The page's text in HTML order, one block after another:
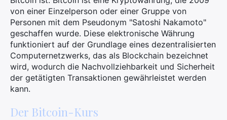
von einer Einzelperson oder einer Gruppe von
Personen mit dem Pseudonym "Satoshi Nakamoto"
geschaffen wurde. Diese elektronische Währung
funktioniert auf der Grundlage eines dezentralisierten
Computernetzwerks, das als Blockchain bezeichnet
wird, wodurch die Nachvollziehbarkeit und Sicherheit
der getätigten Transaktionen gewährleistet werden
kann.
Der Bitcoin-Kurs